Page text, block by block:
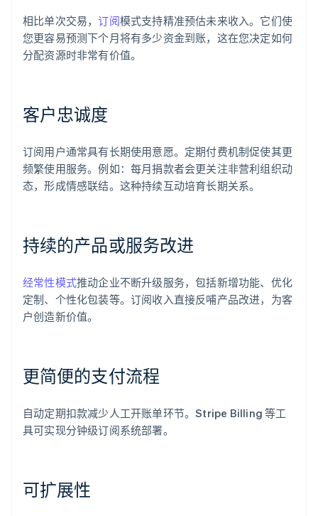
相比单次交易，订阅模式支持精准预估未来收入。它们使
您更容易预测下个月将有多少资金到账，这在您决定如何
分配资源时非常有价值。
客户忠诚度
订阅用户通常具有长期使用意愿。定期付费机制促使其更
频繁使用服务。例如：每月捐款者会更关注非营利组织动
态，形成情感联结。这种持续互动培育长期关系。
持续的产品或服务改进
经常性模式推动企业不断升级服务，包括新增功能、优化
定制、个性化包装等。订阅收入直接反哺产品改进，为客
户创造新价值。
更简便的支付流程
自动定期扣款减少人工开账单环节。Stripe Billing 等工
具可实现分钟级订阅系统部署。
可扩展性